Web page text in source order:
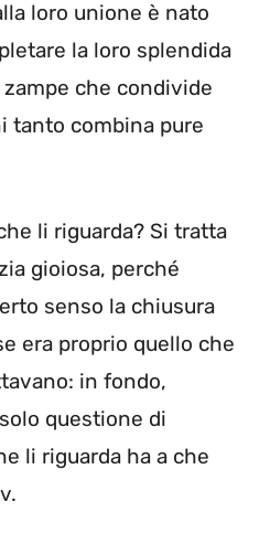
loro unione è nato
la loro splendida
che condivide
tanto combina pure
li riguarda? Si tratta
gioiosa, perché
senso la chiusura
era proprio quello che
in fondo,
questione di
li riguarda ha a che